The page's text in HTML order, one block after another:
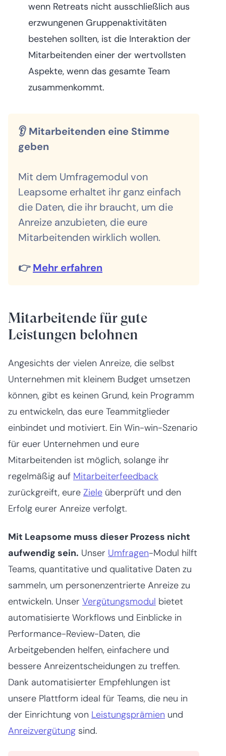
wenn Retreats nicht ausschließlich aus
erzwungenen Gruppenaktivitäten
bestehen sollten, ist die Interaktion der
Mitarbeitenden einer der wertvollsten
Aspekte, wenn das gesamte Team
zusammenkommt.
👂 Mitarbeitenden eine Stimme
geben
Mit dem Umfragemodul von
Leapsome erhaltet ihr ganz einfach
die Daten, die ihr braucht, um die
Anreize anzubieten, die eure
Mitarbeitenden wirklich wollen.
👉Mehr erfahren
Mitarbeitende für gute
Leistungen belohnen
Angesichts der vielen Anreize, die selbst
Unternehmen mit kleinem Budget umsetzen
können, gibt es keinen Grund, kein Programm
zu entwickeln, das eure Teammitglieder
einbindet und motiviert. Ein Win-win-Szenario
für euer Unternehmen und eure
Mitarbeitenden ist möglich, solange ihr
regelmäßig auf Mitarbeiterfeedback
zurückgreift, eure Ziele überprüft und den
Erfolg eurer Anreize verfolgt.
Mit Leapsome muss dieser Prozess nicht
aufwendig sein. Unser Umfragen-Modul hilft
Teams, quantitative und qualitative Daten zu
sammeln, um personenzentrierte Anreize zu
entwickeln. Unser Vergütungsmodul bietet
automatisierte Workflows und Einblicke in
Performance-Review-Daten, die
Arbeitgebenden helfen, einfachere und
bessere Anreizentscheidungen zu treffen.
Dank automatisierter Empfehlungen ist
unsere Plattform ideal für Teams, die neu in
der Einrichtung von Leistungsprämien und
Anreizvergütung sind.